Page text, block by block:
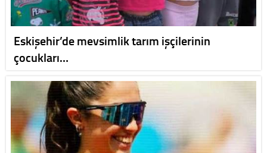
Eskişehir’de mevsimlik tarım işçilerinin
çocukları…